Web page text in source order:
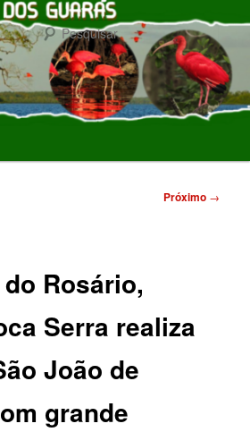
GUARAS
Próximo →
Rosário,
Serra realiza
João de
grande